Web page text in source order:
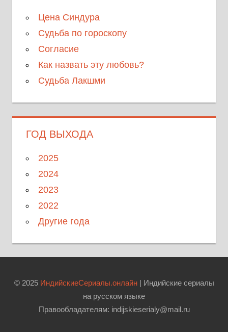
Цена Синдура
Судьба по гороскопу
Согласие
Как назвать эту любовь?
Судьба Лакшми
ГОД ВЫХОДА
2025
2024
2023
2022
Другие года
© 2025 ИндийскиеСериалы.онлайн| Индийские сериалы
на русском языке
Правообладателям: indijskieserialy@mail.ru